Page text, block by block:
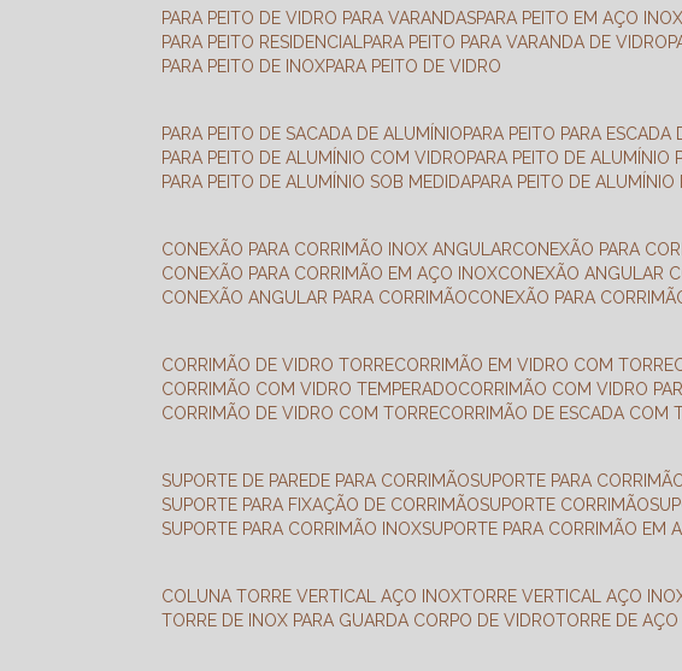
PARA PEITO DE VIDRO PARA VARANDAS PARA PEITO EM AÇO INOX
PARA PEITO RESIDENCIAL
PARA PEITO PARA VARANDA DE VIDRO
PARA PEITO DE INOX PARA PEITO DE VIDRO
PARA PEITO DE SACADA DE ALUMÍNIO PARA PEITO PARA
PARA PEITO DE ALUMÍNIO COM VIDRO PARA PEITO DE ALUMÍNIO
PARA PEITO DE ALUMÍNIO SOB MEDIDA PARA PEITO DE
CONEXÃO PARA CORRIMÃO INOX ANGULAR
CONEXÃO PARA
CONEXÃO PARA CORRIMÃO EM AÇO INOX
CONEXÃO ANGULAR
CONEXÃO ANGULAR PARA CORRIMÃO
CONEXÃO PARA
CORRIMÃO DE VIDRO TORRE
CORRIMÃO EM VIDRO COM TORRE
CORRIMÃO COM VIDRO TEMPERADO
CORRIMÃO COM VIDRO
CORRIMÃO DE VIDRO COM TORRE
CORRIMÃO DE ESCADA COM
SUPORTE DE PAREDE PARA CORRIMÃO
SUPORTE PARA
SUPORTE PARA FIXAÇÃO DE CORRIMÃO
SUPORTE CORRIMÃO
SUPORTE PARA CORRIMÃO INOX SUPORTE PARA CORRIMÃO EM
COLUNA TORRE VERTICAL AÇO INOX TORRE VERTICAL AÇO
TORRE DE INOX PARA GUARDA CORPO DE VIDRO TORRE DE